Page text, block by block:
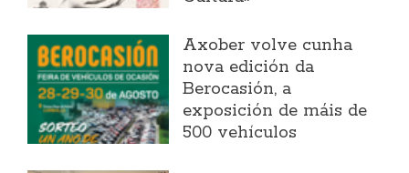
Axober volve cunha
nova edición da
Berocasión, a
exposición de máis de
500 vehículos